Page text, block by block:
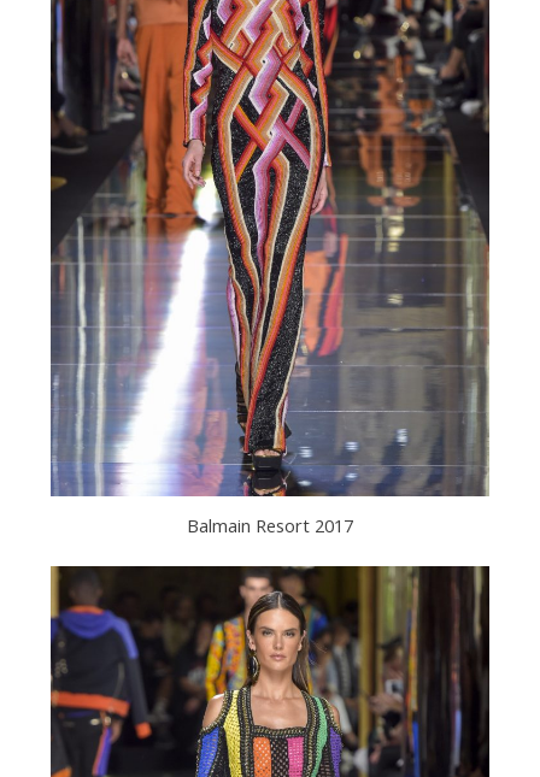
Balmain Resort 2017